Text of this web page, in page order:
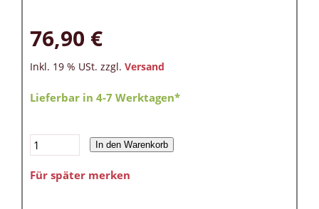
76,90 €
Inkl. 19 % USt. zzgl. Versand
Lieferbar in 4-7 Werktagen*
In den Warenkorb
Für später merken